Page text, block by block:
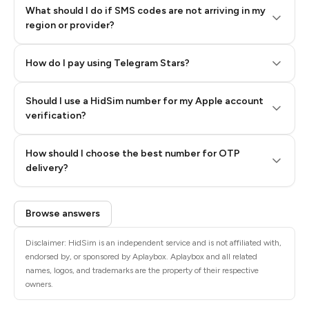
What should I do if SMS codes are not arriving in my
region or provider?
How do I pay using Telegram Stars?
Step 3: Pay our bot with Stars
Should I use a HidSim number for my Apple account
verification?
How should I choose the best number for OTP
delivery?
Quality High To Low
Price High To
Low
Browse answers
Disclaimer: HidSim is an independent service and is not affiliated with,
endorsed by, or sponsored by Aplaybox. Aplaybox and all related
names, logos, and trademarks are the property of their respective
owners.